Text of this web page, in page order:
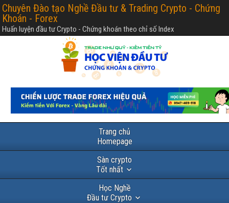
Chuyên Đào tạo Nghề Đầu tư & Trading Crypto - Chứng
Khoán - Forex
Huấn luyện đầu tư Crypto - Chứng khoán theo chỉ số Index
Trang chủ
Homepage
Sàn crypto
Tốt nhất
Học Nghề
Đầu tư Crypto